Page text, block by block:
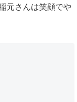
元さんは笑顔でや